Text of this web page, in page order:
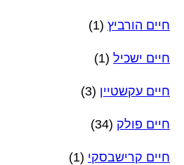
חיים הורביץ (1)
חיים ישכיל (1)
חיים עקשטיין (3)
חיים פולק (34)
חיים קרישבסקי (1)